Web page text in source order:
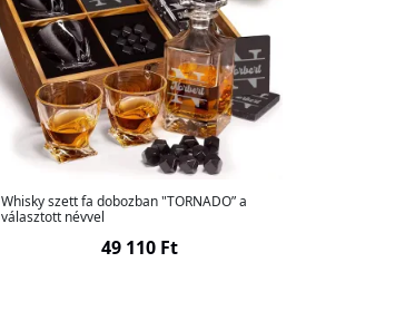
Whisky szett fa dobozban "TORNADO” a
választott névvel
49 110 Ft